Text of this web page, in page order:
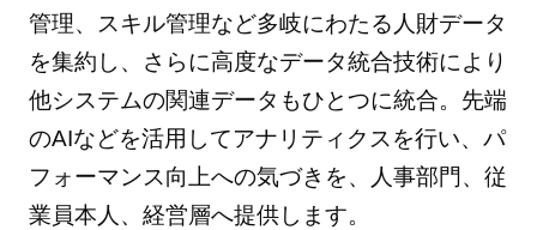
管理、スキル管理など多岐にわたる人財データ
を集約し、さらに高度なデータ統合技術により
他システムの関連データもひとつに統合。先端
のAIなどを活用してアナリティクスを行い、パ
フォーマンス向上への気づきを、人事部門、従
業員本人、経営層へ提供します。